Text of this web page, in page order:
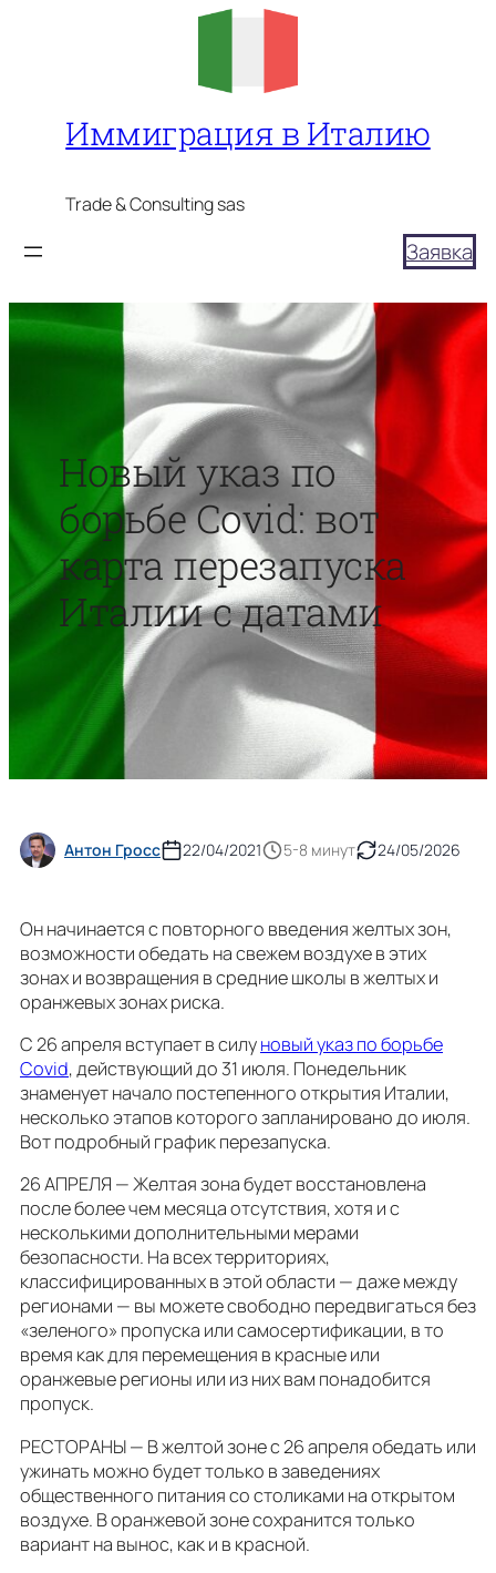
Иммиграция в Италию
Trade & Consulting sas
Заявка
Новый указ по
борьбе Covid: вот
карта перезапуска
Италии с датами
Антон Гросс 22/04/2021 5-8 минут 24/05/2026
Он начинается с повторного введения желтых зон,
возможности обедать на свежем воздухе в этих
зонах и возвращения в средние школы в желтых и
оранжевых зонах риска.
С 26 апреля вступает в силуновый указ по борьбе
Covid, действующий до 31 июля. Понедельник
знаменует начало постепенного открытия Италии,
несколько этапов которого запланировано до июля.
Вот подробный график перезапуска.
26 АПРЕЛЯ — Желтая зона будет восстановлена ​​
после более чем месяца отсутствия, хотя и с
несколькими дополнительными мерами
безопасности. На всех территориях,
классифицированных в этой области — даже между
регионами — вы можете свободно передвигаться без
«зеленого» пропуска или самосертификации, в то
время как для перемещения в красные или
оранжевые регионы или из них вам понадобится
пропуск.
РЕСТОРАНЫ — В желтой зоне с 26 апреля обедать или
ужинать можно будет только в заведениях
общественного питания со столиками на открытом
воздухе. В оранжевой зоне сохранится только
вариант на вынос, как и в красной.